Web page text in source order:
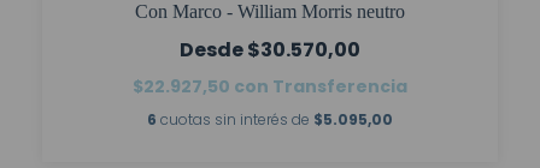
Con Marco - William Morris neutro
$30.570,00
$22.927,50 con Transferencia
6 cuotas sin interés de $5.095,00